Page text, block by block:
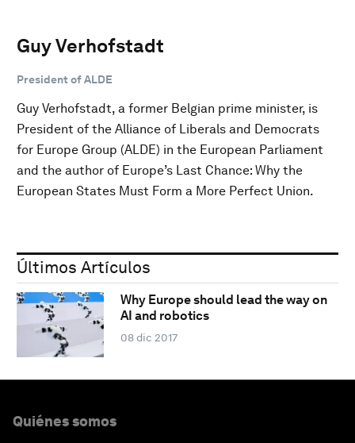
Guy Verhofstadt
President of ALDE
Guy Verhofstadt, a former Belgian prime minister, is
President of the Alliance of Liberals and Democrats
for Europe Group (ALDE) in the European Parliament
and the author of Europe’s Last Chance: Why the
European States Must Form a More Perfect Union.
Últimos Artículos
Why Europe should lead the way on
AI and robotics
08 dic 2017
Quiénes somos